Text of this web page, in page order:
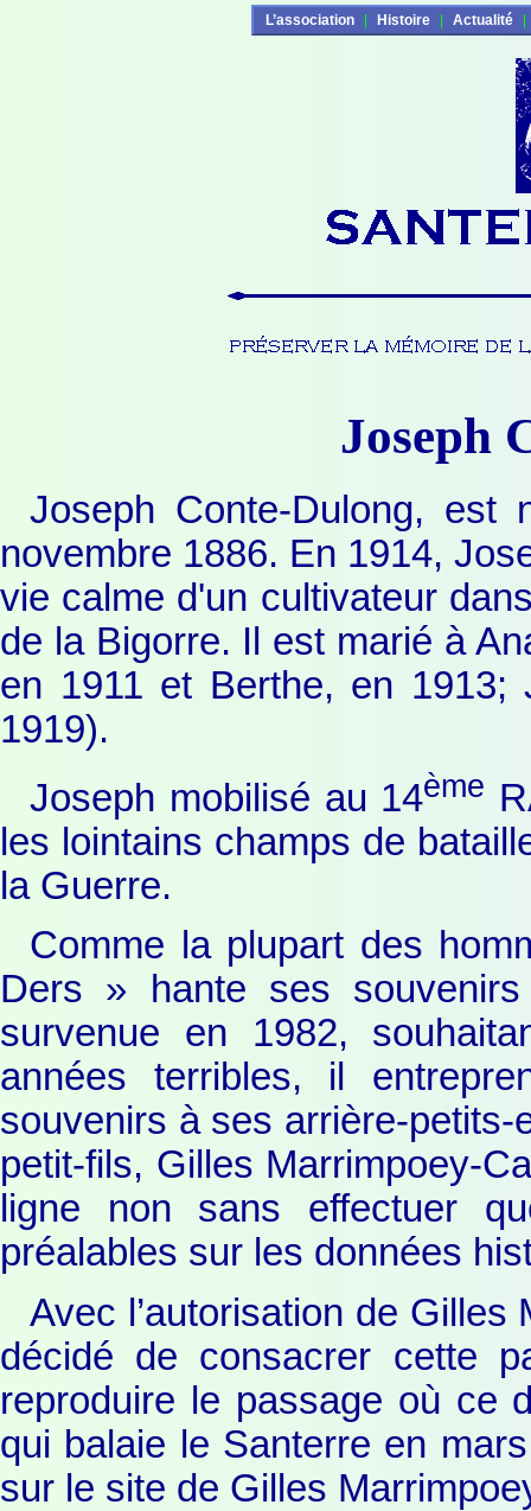
L’association Histoire Actualité
Joseph
Joseph Conte-Dulong, est
novembre 1886. En 1914,
vie calme d'un cultivateur
de la Bigorre. Il est marié à
en 1911 et Berthe, en
1919).
Joseph mobilisé au 14ème
les lointains champs de
la Guerre.
Comme la plupart des
Ders » hante ses
survenue en 1982,
années terribles, il
souvenirs à ses arrière-
petit-fils, Gilles Marrimpoey-
ligne non sans effectuer
préalables sur les données
Avec l’autorisation de
décidé de consacrer cette
reproduire le passage où ce
qui balaie le Santerre en
sur le site de Gilles